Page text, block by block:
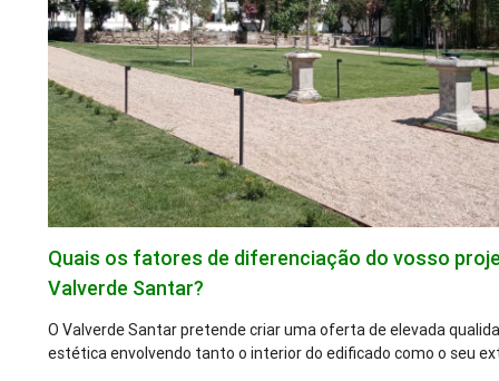
Quais os fatores de diferenciação do vosso
Valverde Santar?
O Valverde Santar pretende criar uma oferta de elevada
estética envolvendo tanto o interior do edificado como o seu